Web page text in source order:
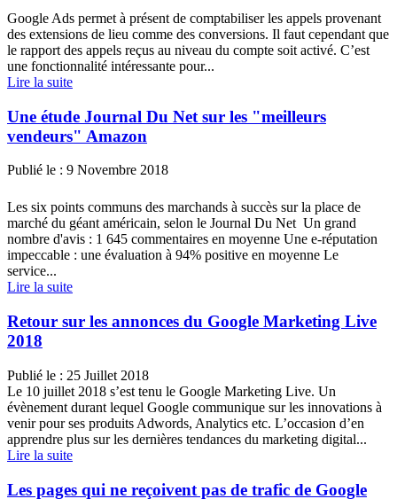
Google Ads permet à présent de comptabiliser les appels provenant
des extensions de lieu comme des conversions. Il faut cependant que
le rapport des appels reçus au niveau du compte soit activé. C’est
une fonctionnalité intéressante pour...
Lire la suite
Une étude Journal Du Net sur les "meilleurs
vendeurs" Amazon
Publié le : 9 Novembre 2018
Les six points communs des marchands à succès sur la place de
marché du géant américain, selon le Journal Du Net Un grand
nombre d'avis : 1 645 commentaires en moyenne Une e-réputation
impeccable : une évaluation à 94% positive en moyenne Le
service...
Lire la suite
Retour sur les annonces du Google Marketing Live
2018
Publié le : 25 Juillet 2018
Le 10 juillet 2018 s’est tenu le Google Marketing Live. Un
évènement durant lequel Google communique sur les innovations à
venir pour ses produits Adwords, Analytics etc. L’occasion d’en
apprendre plus sur les dernières tendances du marketing digital...
Lire la suite
Les pages qui ne reçoivent pas de trafic de Google